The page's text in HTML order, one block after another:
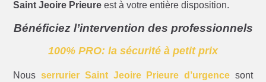
Saint Jeoire Prieure est à votre entière disposition.
Bénéficiez l’intervention des professionnels
100% PRO: la sécurité à petit prix
Nousserrurier Saint Jeoire Prieure d’urgencesont